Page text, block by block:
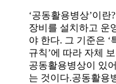
‘공동활용병상’이
장비를 설치하고 운
야 한다. 그 기준은
규칙’에 따라 자체
공동활용병상이 있
는 것이다.공동활용